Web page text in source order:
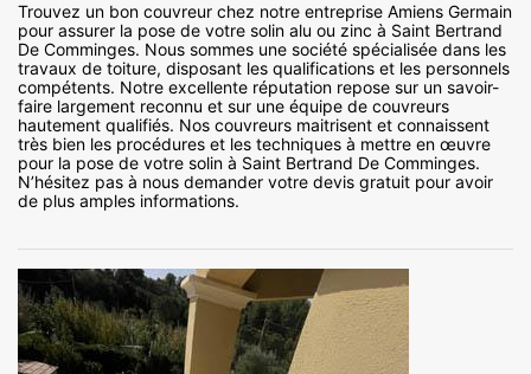
Trouvez un bon couvreur chez notre entreprise Amiens Germain
pour assurer la pose de votre solin alu ou zinc à Saint Bertrand
De Comminges. Nous sommes une société spécialisée dans les
travaux de toiture, disposant les qualifications et les personnels
compétents. Notre excellente réputation repose sur un savoir-
faire largement reconnu et sur une équipe de couvreurs
hautement qualifiés. Nos couvreurs maitrisent et connaissent
très bien les procédures et les techniques à mettre en œuvre
pour la pose de votre solin à Saint Bertrand De Comminges.
N’hésitez pas à nous demander votre devis gratuit pour avoir
de plus amples informations.